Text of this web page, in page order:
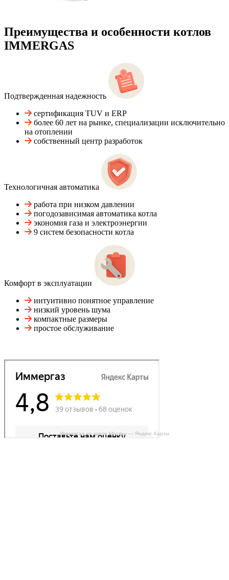
Преимущества и особенности котлов
IMMERGAS
Подтвержденная надежность
сертификация TUV и ERP
более 60 лет на рынке, специализации исключительно
на отоплении
собственный центр разработок
Технологичная автоматика
работа при низком давлении
погодозависимая автоматика котла
экономия газа и электроэнергии
9 систем безопасности котла
Комфорт в эксплуатации
интуитивно понятное управление
низкий уровень шума
компактные размеры
простое обслуживание
Иммергаз на карте Москвы — Яндекс Карты